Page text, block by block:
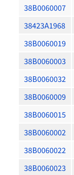
38B0060007
38423A1968
38B0060019
38B0060003
38B0060032
38B0060009
38B0060015
38B0060002
38B0060022
38B0060023